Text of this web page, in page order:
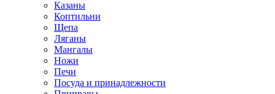
Казаны
Коптильни
Щепа
Ляганы
Мангалы
Ножи
Печи
Посуда и принадлежности